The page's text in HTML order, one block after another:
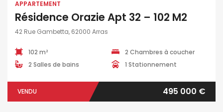
APPARTEMENT
Résidence Orazie Apt 32 – 102 M2
42 Rue Gambetta, 62000 Arras
102 m²
2 Chambres à coucher
2 Salles de bains
1 Stationnement
VENDU 495 000 €